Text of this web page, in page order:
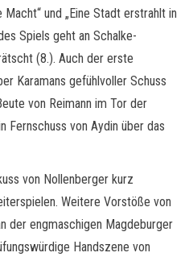
und „Eine Stadt erstrahlt in
Spiels geht an Schalke-
(8.). Auch der erste
Karamans gefühlvoller Schuss
von Reimann im Tor der
Fernschuss von Aydin über das
von Nollenberger kurz
Weitere Vorstöße von
der engmaschigen Magdeburger
Handszene von